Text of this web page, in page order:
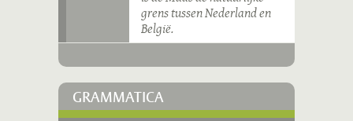
grens tussen Nederland en
België.
GRAMMATICA